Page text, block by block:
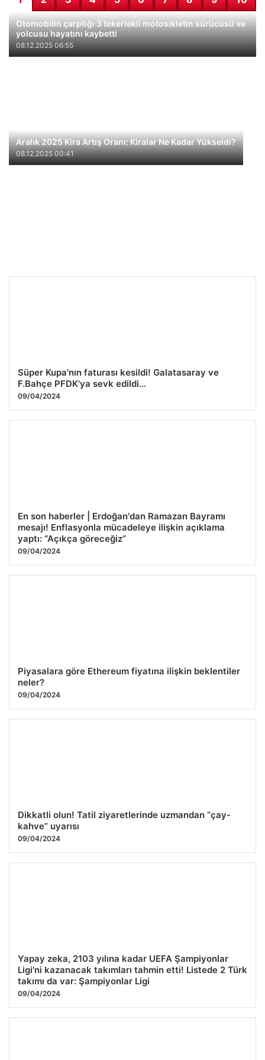
Otomobilin çarptığı 3 tekerlekli motosikletin sürücüsü ve
yolcusu hayatını kaybetti
08.12.2025 06:55
Aralık 2025 Kira Artış Oranı: Kiralar Ne Kadar Yükseldi?
08.12.2025 00:41
Süper Kupa'nın faturası kesildi! Galatasaray ve
F.Bahçe PFDK'ya sevk edildi…
09/04/2024
En son haberler | Erdoğan'dan Ramazan Bayramı
mesajı! Enflasyonla mücadeleye ilişkin açıklama
yaptı: “Açıkça göreceğiz”
09/04/2024
Piyasalara göre Ethereum fiyatına ilişkin beklentiler
neler?
09/04/2024
Dikkatli olun! Tatil ziyaretlerinde uzmandan “çay-
kahve” uyarısı
09/04/2024
Yapay zeka, 2103 yılına kadar UEFA Şampiyonlar
Ligi'ni kazanacak takımları tahmin etti! Listede 2 Türk
takımı da var: Şampiyonlar Ligi
09/04/2024